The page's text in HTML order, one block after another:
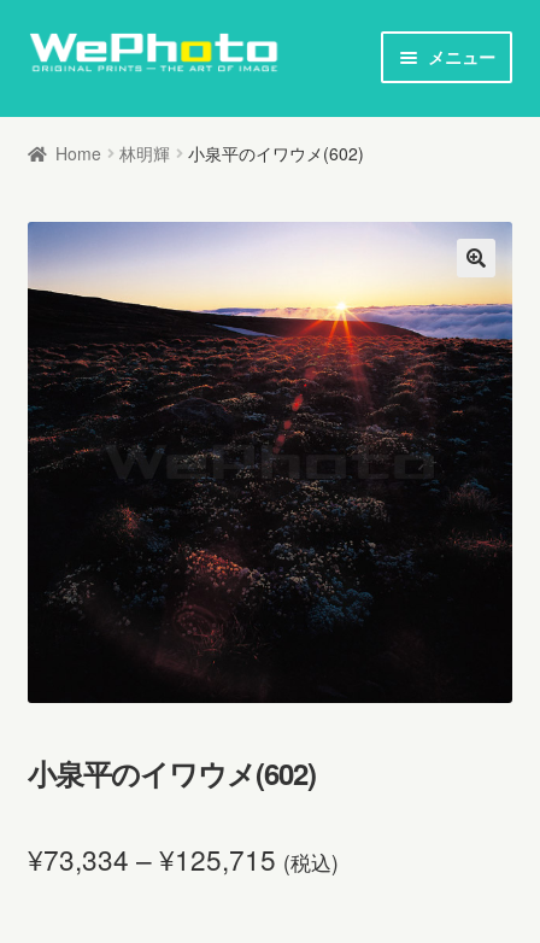
ナ
ゲ
ー
ョ
ン
ス
キ
ッ
プ
コ
テ
ン
へ
ス
ッ
プ
メニュー
ホーム
お知らせ
写真家列伝
オリジナルプリントとは
Home 林明輝 小泉平のイワウメ(602)
小泉平のイワウメ(602)
¥73,334 –¥125,715 (税込)